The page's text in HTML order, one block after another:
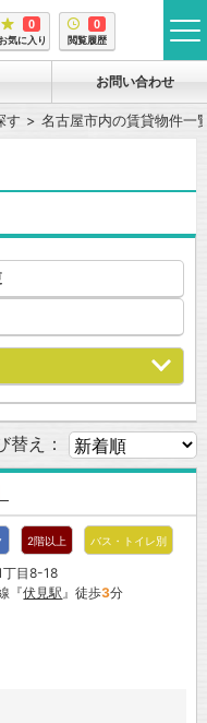
0
お気に入り
0
閲覧履歴
お問い合わせ
す 名古屋市内の賃貸物件一
替え：
2階以上 バス・トイレ別
丁目8-18
『伏見駅』徒歩3分